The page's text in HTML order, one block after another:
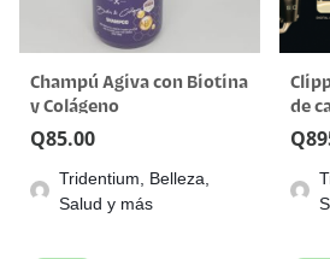
Champú Agiva con Biotina
y Colágeno
Q85.00
Tridentium, Belleza,
Salud y más
de
de
Q